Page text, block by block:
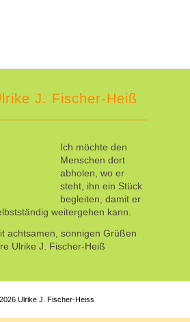
J. Fischer-Heiß
Ich möchte den
Menschen dort
abholen, wo er
steht, ihn ein Stück
begleiten, damit er
weitergehen kann.
achtsamen, sonnigen Grüßen
Ulrike J. Fischer-Heiß
Ulrike J. Fischer-Heiss